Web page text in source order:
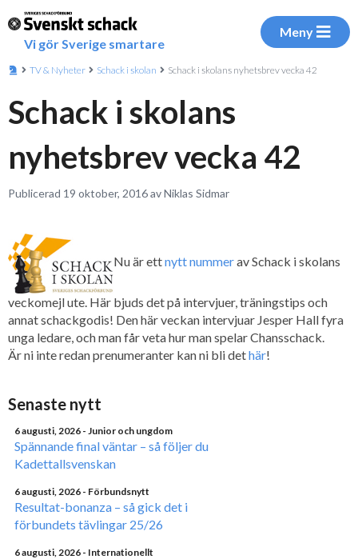
Vi gör Sverige smartare
Meny
TV & Nyheter Schack i skolan Schack i skolans nyhetsbrev vecka 42
Schack i skolans
nyhetsbrev vecka 42
Publicerad 19 oktober, 2016 av Niklas Sidmar
Nu är ettnytt nummerav Schack i skolans
veckomejl ute. Här bjuds det på intervjuer, träningstips och
annat schackgodis! Den här veckan intervjuar Jesper Hall fyra
unga ledare, och man får veta hur man spelar Chansschack.
Är ni inte redan prenumeranter kan ni bli dethär!
Senaste nytt
6 augusti, 2026 - Junior och ungdom
Spännande final väntar – så följer du
Kadettallsvenskan
6 augusti, 2026 - Förbundsnytt
Resultat-bonanza – så gick det i
förbundets tävlingar 25/26
6 augusti, 2026 - Internationellt